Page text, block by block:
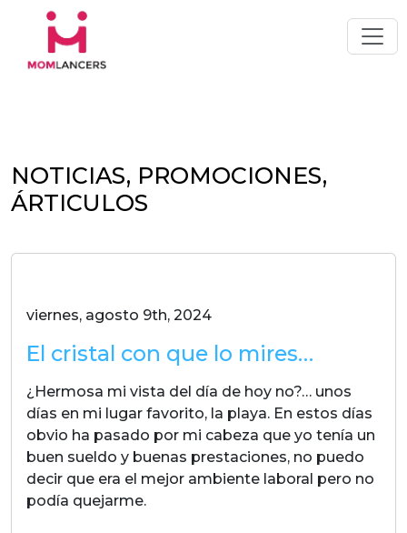
NOTICIAS, PROMOCIONES,
ÁRTICULOS
viernes, agosto 9th, 2024
El cristal con que lo mires…
¿Hermosa mi vista del día de hoy no?… unos
días en mi lugar favorito, la playa. En estos días
obvio ha pasado por mi cabeza que yo tenía un
buen sueldo y buenas prestaciones, no puedo
decir que era el mejor ambiente laboral pero no
podía quejarme.